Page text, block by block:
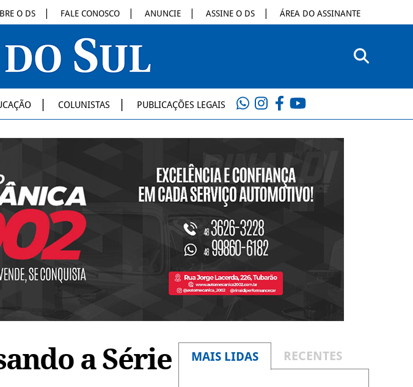
O DS FALE CONOSCO ANUNCIE ASSINE O DS ÁREA DO ASSINANTE
COLUNISTAS PUBLICAÇÕES LEGAIS
a Série
MAIS LIDAS RECENTES